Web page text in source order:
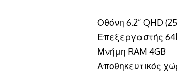
Οθόνη 6.2” QHD
Επεξεργαστής
Μνήμη RAM 4GB
Αποθηκευτικός